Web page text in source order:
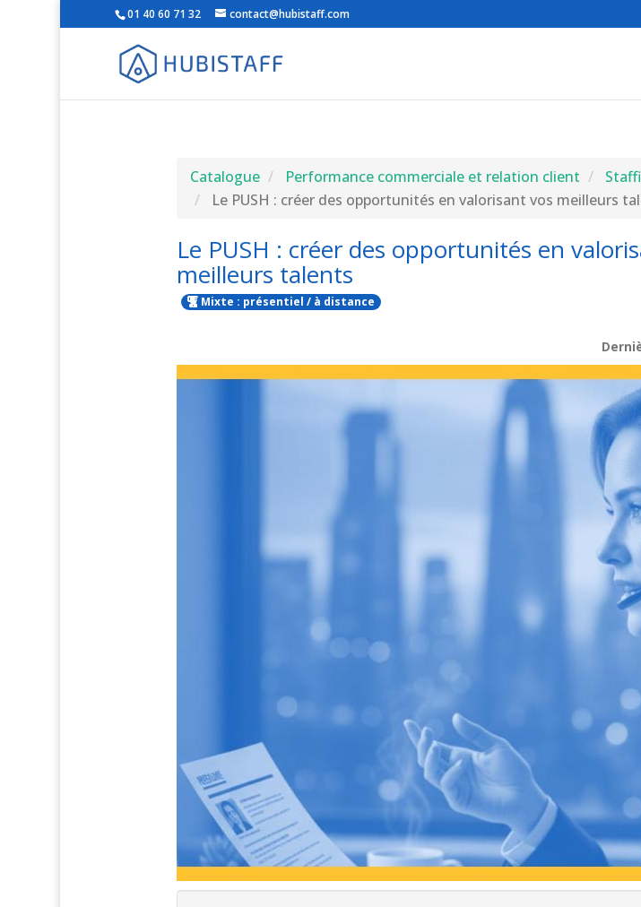
01 40 60 71 32 contact@hubistaff.com
Catalogue Performance commerciale et relation client
Le PUSH : créer des opportunités en valorisant vos meilleurs
Le PUSH : créer des opportunités en
meilleurs talents
Mixte : présentiel / à distance